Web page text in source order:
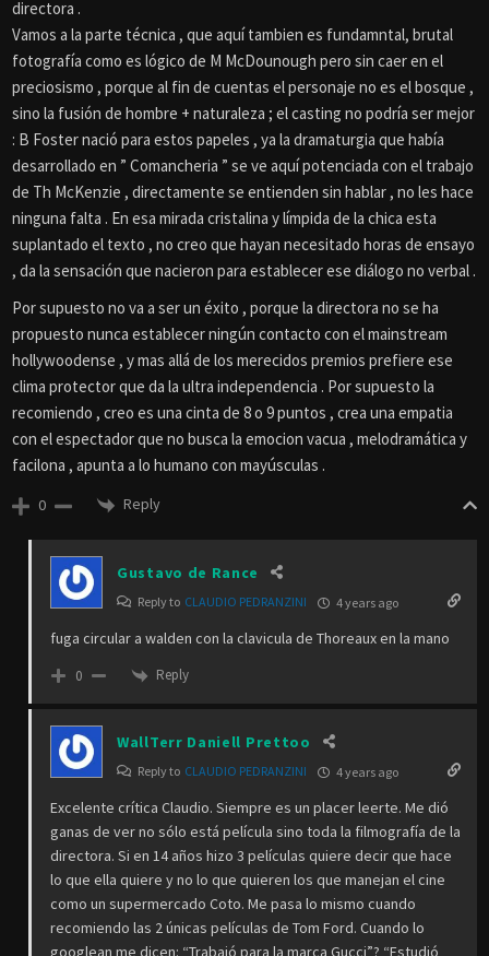
directora .
Vamos a la parte técnica , que aquí tambien es fundamntal, brutal
fotografía como es lógico de M McDounough pero sin caer en el
preciosismo , porque al fin de cuentas el personaje no es el bosque ,
sino la fusión de hombre + naturaleza ; el casting no podría ser mejor
: B Foster nació para estos papeles , ya la dramaturgia que había
desarrollado en ” Comancheria ” se ve aquí potenciada con el trabajo
de Th McKenzie , directamente se entienden sin hablar , no les hace
ninguna falta . En esa mirada cristalina y límpida de la chica esta
suplantado el texto , no creo que hayan necesitado horas de ensayo
, da la sensación que nacieron para establecer ese diálogo no verbal .
Por supuesto no va a ser un éxito , porque la directora no se ha
propuesto nunca establecer ningún contacto con el mainstream
hollywoodense , y mas allá de los merecidos premios prefiere ese
clima protector que da la ultra independencia . Por supuesto la
recomiendo , creo es una cinta de 8 o 9 puntos , crea una empatia
con el espectador que no busca la emocion vacua , melodramática y
facilona , apunta a lo humano con mayúsculas .
0 Reply
Gustavo de Rance
Reply to CLAUDIO PEDRANZINI 4 years ago
fuga circular a walden con la clavicula de Thoreaux en la mano
0 Reply
WallTerr Daniell Prettoo
Reply to CLAUDIO PEDRANZINI 4 years ago
Excelente crítica Claudio. Siempre es un placer leerte. Me dió
ganas de ver no sólo está película sino toda la filmografía de la
directora. Si en 14 años hizo 3 películas quiere decir que hace
lo que ella quiere y no lo que quieren los que manejan el cine
como un supermercado Coto. Me pasa lo mismo cuando
recomiendo las 2 únicas películas de Tom Ford. Cuando lo
googlean me dicen: “Trabajó para la marca Gucci”? “Estudió